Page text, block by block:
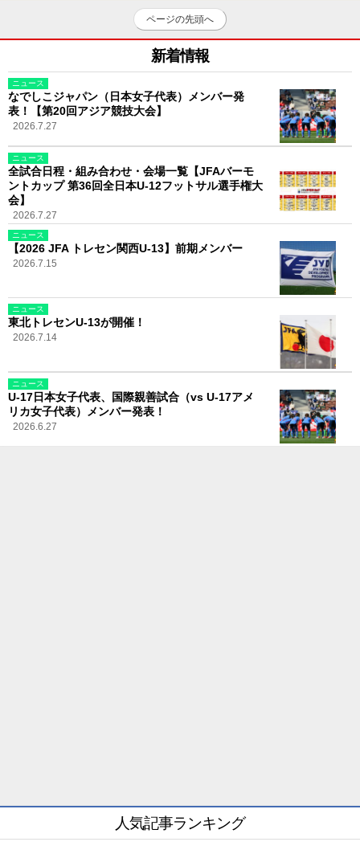
ページの先頭へ
新着情報
ニュース
なでしこジャパン（日本女子代表）メンバー発
表！【第20回アジア競技大会】
2026.7.27
ニュース
全試合日程・組み合わせ・会場一覧【JFAバーモ
ントカップ 第36回全日本U-12フットサル選手権大
会】
2026.7.27
ニュース
【2026 JFA トレセン関西U-13】前期メンバー
2026.7.15
ニュース
東北トレセンU-13が開催！
2026.7.14
ニュース
U-17日本女子代表、国際親善試合（vs U-17アメ
リカ女子代表）メンバー発表！
2026.6.27
人気記事ランキング